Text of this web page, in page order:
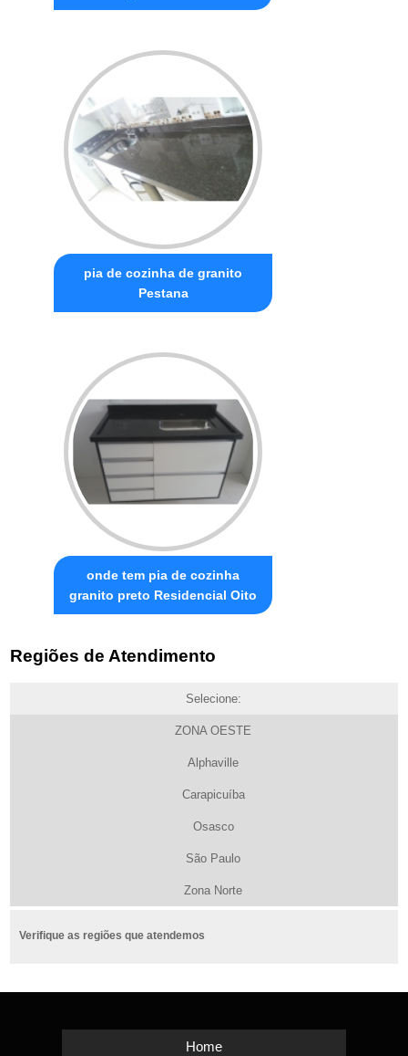
pia de cozinha de granito
Pestana
onde tem pia de cozinha
granito preto Residencial Oito
Regiões de Atendimento
Selecione:
ZONA OESTE
Alphaville
Carapicuíba
Osasco
São Paulo
Zona Norte
Verifique as regiões que atendemos
Home